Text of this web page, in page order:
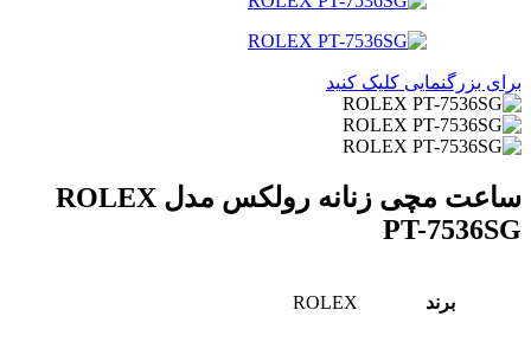
برای بزرگنمایی کلیک کنید
ساعت مچی زنانه رولکس مدل ROLEX
PT-7536SG
برند ROLEX